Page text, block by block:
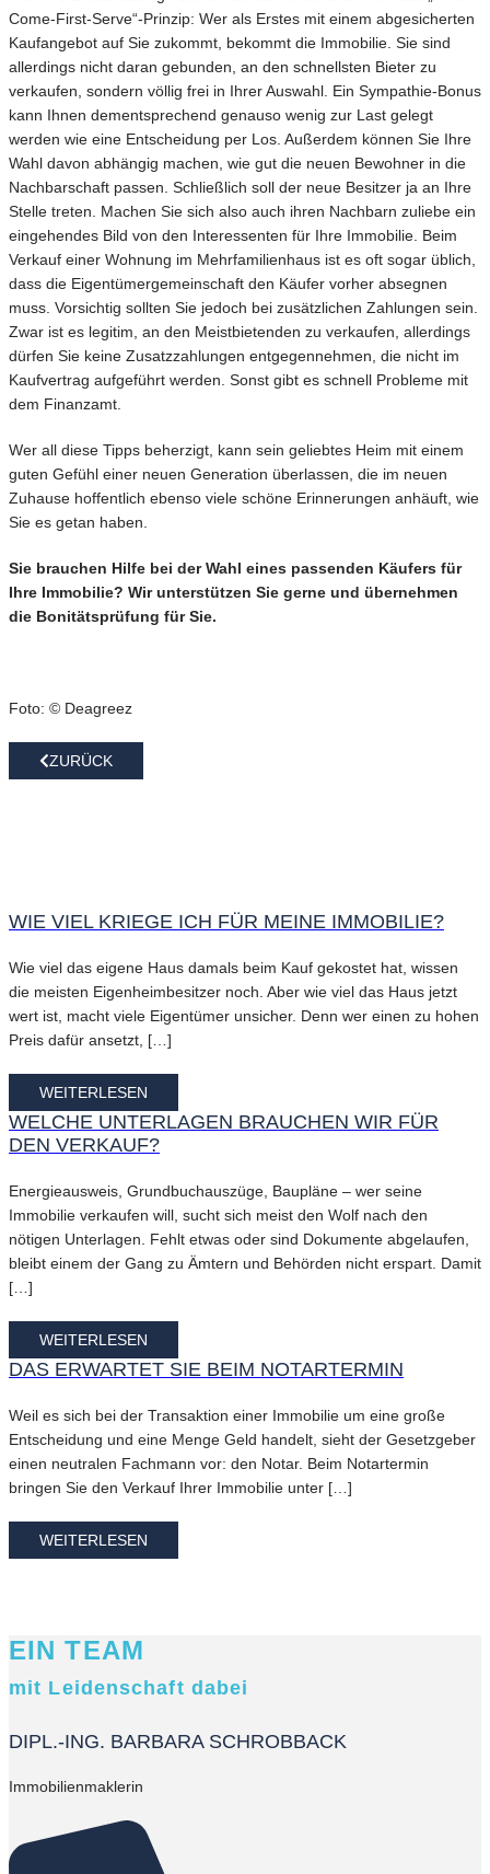
Come-First-Serve“-Prinzip: Wer als Erstes mit einem abgesicherten
Kaufangebot auf Sie zukommt, bekommt die Immobilie. Sie sind
allerdings nicht daran gebunden, an den schnellsten Bieter zu
verkaufen, sondern völlig frei in Ihrer Auswahl. Ein Sympathie-Bonus
kann Ihnen dementsprechend genauso wenig zur Last gelegt
werden wie eine Entscheidung per Los. Außerdem können Sie Ihre
Wahl davon abhängig machen, wie gut die neuen Bewohner in die
Nachbarschaft passen. Schließlich soll der neue Besitzer ja an Ihre
Stelle treten. Machen Sie sich also auch ihren Nachbarn zuliebe ein
eingehendes Bild von den Interessenten für Ihre Immobilie. Beim
Verkauf einer Wohnung im Mehrfamilienhaus ist es oft sogar üblich,
dass die Eigentümergemeinschaft den Käufer vorher absegnen
muss. Vorsichtig sollten Sie jedoch bei zusätzlichen Zahlungen sein.
Zwar ist es legitim, an den Meistbietenden zu verkaufen, allerdings
dürfen Sie keine Zusatzzahlungen entgegennehmen, die nicht im
Kaufvertrag aufgeführt werden. Sonst gibt es schnell Probleme mit
dem Finanzamt.
Wer all diese Tipps beherzigt, kann sein geliebtes Heim mit einem
guten Gefühl einer neuen Generation überlassen, die im neuen
Zuhause hoffentlich ebenso viele schöne Erinnerungen anhäuft, wie
Sie es getan haben.
Sie brauchen Hilfe bei der Wahl eines passenden Käufers für
Ihre Immobilie? Wir unterstützen Sie gerne und übernehmen
die Bonitätsprüfung für Sie.
Foto: © Deagreez
ZURÜCK
WIE VIEL KRIEGE ICH FÜR MEINE IMMOBILIE?
Wie viel das eigene Haus damals beim Kauf gekostet hat, wissen
die meisten Eigenheimbesitzer noch. Aber wie viel das Haus jetzt
wert ist, macht viele Eigentümer unsicher. Denn wer einen zu hohen
Preis dafür ansetzt, […]
WEITERLESEN
WELCHE UNTERLAGEN BRAUCHEN WIR FÜR
DEN VERKAUF?
Energieausweis, Grundbuchauszüge, Baupläne – wer seine
Immobilie verkaufen will, sucht sich meist den Wolf nach den
nötigen Unterlagen. Fehlt etwas oder sind Dokumente abgelaufen,
bleibt einem der Gang zu Ämtern und Behörden nicht erspart. Damit
[…]
WEITERLESEN
DAS ERWARTET SIE BEIM NOTARTERMIN
Weil es sich bei der Transaktion einer Immobilie um eine große
Entscheidung und eine Menge Geld handelt, sieht der Gesetzgeber
einen neutralen Fachmann vor: den Notar. Beim Notartermin
bringen Sie den Verkauf Ihrer Immobilie unter […]
WEITERLESEN
EIN TEAM
mit Leidenschaft dabei
DIPL.-ING. BARBARA SCHROBBACK
Immobilienmaklerin